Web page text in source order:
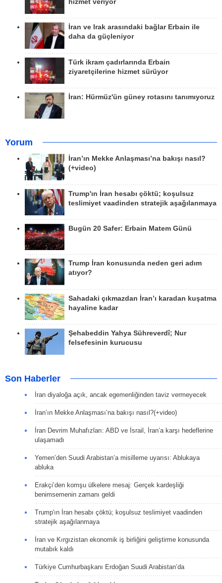
hizmet veriyor
İran ve Irak arasındaki bağlar Erbain ile
daha da güçleniyor
Türk ikram çadırlarında Erbain
ziyaretçilerine hizmet sürüyor
İran: Hürmüz'ün güney rotasını tanımıyoruz
Yorum
İran’ın Mekke Anlaşması’na bakışı nasıl?
(+video)
Trump'ın İran hesabı çöktü; koşulsuz
teslimiyet vaadinden stratejik aşağılanmaya
Bugün 20 Safer: Erbain Matem Günü
Trump İran konusunda neden geri adım
atıyor?
Sahadaki çıkmazdan İran’ı karadan kuşatma
hayaline kadar
Şehabeddin Yahya Sühreverdî; Nur
felsefesinin kurucusu
Son Haberler
İran diyaloğa açık, ancak egemenliğinden taviz vermeyecek
İran’ın Mekke Anlaşması’na bakışı nasıl?(+video)
İran Devrim Muhafızları: ABD ve İsrail, İran’a karşı hedeflerine
ulaşamadı
Yemen’den Suudi Arabistan’a misilleme uyarısı: Ablukaya
abluka
Erakçi’den komşu ülkelere mesaj: Gerçek kardeşliği
benimsemenin zamanı geldi
Trump'ın İran hesabı çöktü; koşulsuz teslimiyet vaadinden
stratejik aşağılanmaya
İran ve Kırgızistan ekonomik iş birliğini geliştirme konusunda
mutabık kaldı
Türkiye Cumhurbaşkanı Erdoğan Suudi Arabistan’da